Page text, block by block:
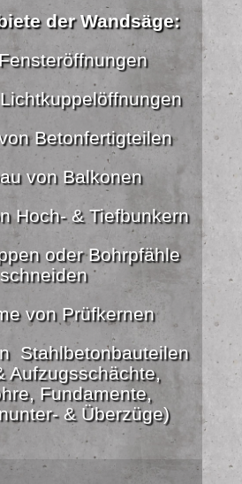
der Wandsäge:
Betonfertigteilen
von Balkonen
Hoch- & Tiefbunkern
oder Bohrpfähle
schneiden
von Prüfkernen
Stahlbetonbauteilen
Aufzugsschächte,
Fundamente,
& Überzüge)